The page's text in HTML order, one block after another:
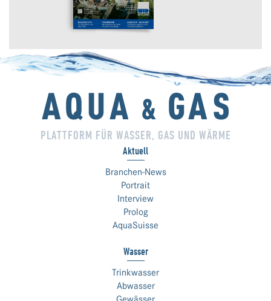
PLATTFORM FÜR WASSER, GAS UND WÄRME
Aktuell
Branchen-News
Portrait
Interview
Prolog
AquaSuisse
Wasser
Trinkwasser
Abwasser